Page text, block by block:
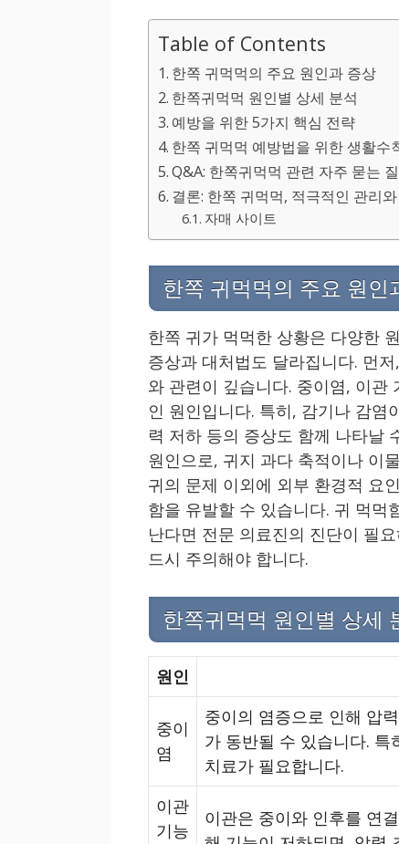
Table of Contents
한쪽 귀먹먹의 주요 원인과 증상
한쪽귀먹먹 원인별 상세 분석
예방을 위한 5가지 핵심 전략
한쪽 귀먹먹 예방법을 위한 생활수
Q&A: 한쪽귀먹먹 관련 자주 묻는
결론: 한쪽 귀먹먹, 적극적인 관리
자매 사이트
한쪽 귀먹먹의 주요 원인
한쪽 귀가 먹먹한 상황은 다양한
증상과 대처법도 달라집니다. 먼
와 관련이 깊습니다. 중이염, 이관
인 원인입니다. 특히, 감기나 감염
력 저하 등의 증상도 함께 나타날
원인으로, 귀지 과다 축적이나 이
귀의 문제 이외에 외부 환경적 요
함을 유발할 수 있습니다. 귀 먹먹
난다면 전문 의료진의 진단이 필
드시 주의해야 합니다.
한쪽귀먹먹 원인별 상세
원인
중이
염
중이의 염증으로 인해 압
가 동반될 수 있습니다.
치료가 필요합니다.
이관
기능
이관은 중이와 인후를 연